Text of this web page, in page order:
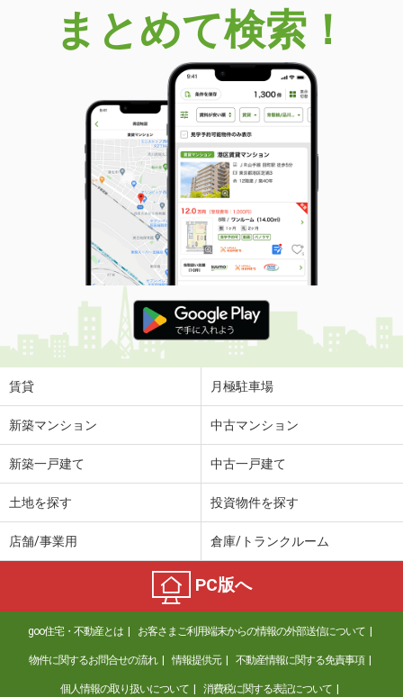
茨城県坂東市辺田
価 格
6.30万円
茨城県坂東市辺田
53m²
間取り
1LDK
茨城県つくばみらい市杉下
価 格
4.90万円
住 所
茨城県つくばみらい市杉下
専有面積 58.53m²
間取り
2LDK
茨城県古河市本町３
価 格
5.20万円
住 所
茨城県古河市本町３
専有面積
ワンルーム
茨城県水戸市千波町
6.20万円
茨城県鹿嶋市大字宮中
5.25万円
住 所
茨城県鹿嶋市大字宮中
専有面積 50.03m²
間取り
1LDK
茨城県古河市本町３
まとめて検索！
賃貸 月極駐車場
新築マンション 中古マンション
新築一戸建て 中古一戸建て
土地を探す 投資物件を探す
店舗/事業用 倉庫/トランクルーム
PC版へ
goo住宅・不動産とは お客さまご利用端末からの情報の外部送信について
物件に関するお問合せの流れ 情報提供元 不動産情報に関する免責事項
個人情報の取り扱いについて 消費税に関する表記について